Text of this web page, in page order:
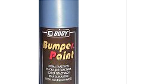
Купить в 1
В избранное